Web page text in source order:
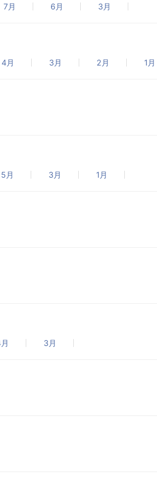
7月 6月 3月
4月 3月 2月 1月
5月 3月 1月
3月